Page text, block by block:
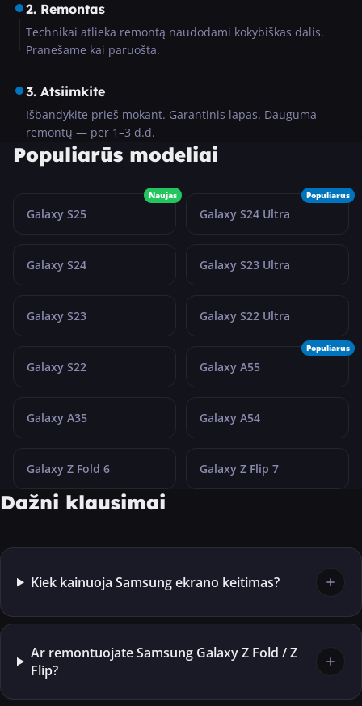
2. Remontas
Technikai atlieka remontą naudodami kokybiškas dalis.
Pranešame kai paruošta.
3. Atsiimkite
Išbandykite prieš mokant. Garantinis lapas. Dauguma
remontų — per 1–3 d.d.
Populiarūs modeliai
Naujas
Galaxy S25
Populiarus
Galaxy S24 Ultra
Galaxy S24 Galaxy S23 Ultra
Galaxy S23 Galaxy S22 Ultra
Galaxy S22
Populiarus
Galaxy A55
Galaxy A35 Galaxy A54
Galaxy Z Fold 6 Galaxy Z Flip 7
Dažni klausimai
Kiek kainuoja Samsung ekrano keitimas?
Ar remontuojate Samsung Galaxy Z Fold / Z
Flip?